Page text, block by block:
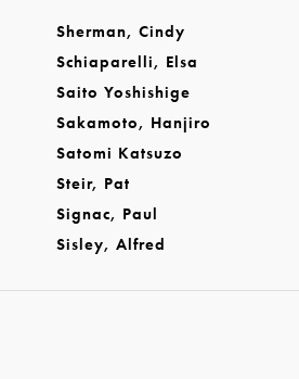
Sherman, Cindy
Schiaparelli, Elsa
Saito Yoshishige
Sakamoto, Hanjiro
Satomi Katsuzo
Steir, Pat
Signac, Paul
Sisley, Alfred